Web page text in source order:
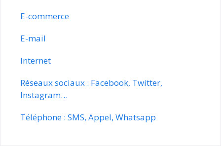
E-commerce
E-mail
Internet
Réseaux sociaux : Facebook, Twitter,
Instagram…
Téléphone : SMS, Appel, Whatsapp